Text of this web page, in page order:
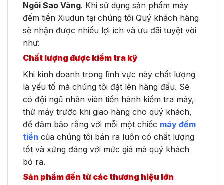
Ngôi Sao Vàng. Khi sử dụng sản phẩm máy
đếm tiền Xiudun tại chúng tôi Quý khách hàng
sẽ nhận được nhiều lợi ích và ưu đãi tuyệt vời
như:
Chất lượng được kiểm tra kỹ
Khi kinh doanh trong lĩnh vực này chất lượng
là yếu tố mà chúng tôi đặt lên hàng đầu. Sẽ
có đội ngũ nhân viên tiến hành kiểm tra máy,
thử máy trước khi giao hàng cho quý khách,
để đảm bảo rằng với mỗi một chiếc máy đếm
tiền của chúng tôi bán ra luôn có chất lượng
tốt và xứng đáng với mức giá mà quý khách
bỏ ra.
Sản phẩm đến từ các thương hiệu lớn